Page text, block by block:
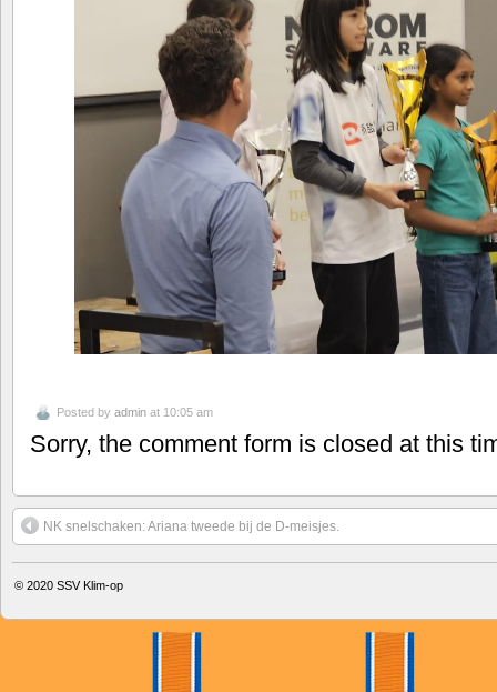
Posted by admin at 10:05 am
Sorry, the comment form is closed at this
NK snelschaken: Ariana tweede bij de D-meisjes.
© 2020 SSV Klim-op